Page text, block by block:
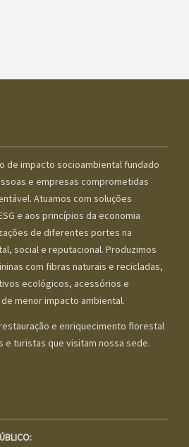
de impacto socioambiental fundado
e empresas comprometidas
Atuamos com soluções
e aos princípios da economia
de diferentes portes na
social e reputacional. Produzimos
com fibras naturais e recicladas,
ecológicos, acessórios e
menor impacto ambiental.
e enriquecimento florestal
e turistas que visitam nossa sede.